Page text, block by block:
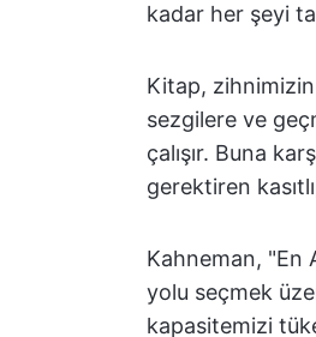
kadar her şeyi
Kitap,
sezgilere ve
çalışır. Buna
gerektiren
Kahneman, "En
yolu seçmek
kapasitemizi